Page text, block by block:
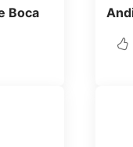
Boca